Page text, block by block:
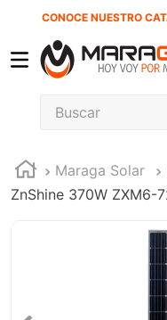
CONOCE NUESTRO
Buscar
Maraga Solar
ZnShine 370W ZXM6-